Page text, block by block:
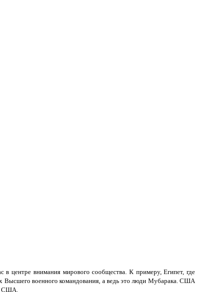
центре внимания мирового сообщества. К примеру, Египет, где
Высшего военного командования, а ведь это люди Мубарака. США
США.